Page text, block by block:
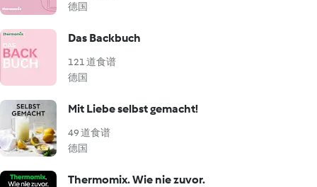
德国
Das Backbuch
121 道食谱
德国
Mit Liebe selbst gemacht!
49 道食谱
德国
Thermomix. Wie nie zuvor.